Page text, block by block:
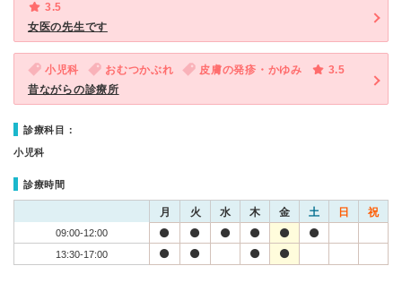
3.5
女医の先生です
小児科 おむつかぶれ 皮膚の発疹・かゆみ
3.5
昔ながらの診療所
診療科目：
小児科
診療時間
月 火 水 木 金 土 日 祝
09:00-12:00
13:30-17:00